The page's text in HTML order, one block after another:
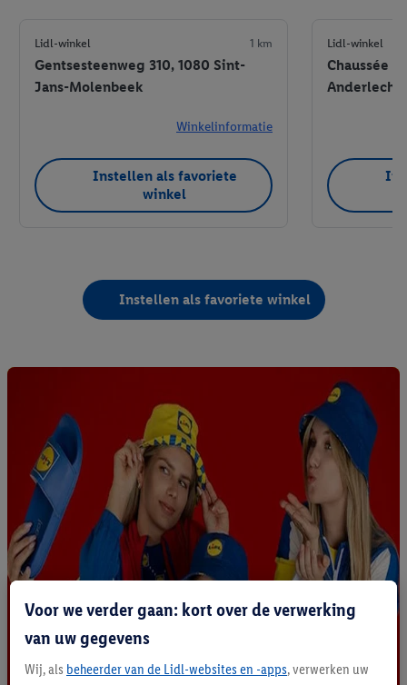
Lidl-winkel 1 km
Gentsesteenweg 310, 1080 Sint-
Jans-Molenbeek
Winkelinformatie
Instellen als favoriete
winkel
Lidl-winkel
Chaussée
Anderlecht
Instellen als favoriete winkel
Voor we verder gaan: kort over de verwerking
van uw gegevens
Wij, als beheerder van de Lidl-websites en -apps, verwerken uw